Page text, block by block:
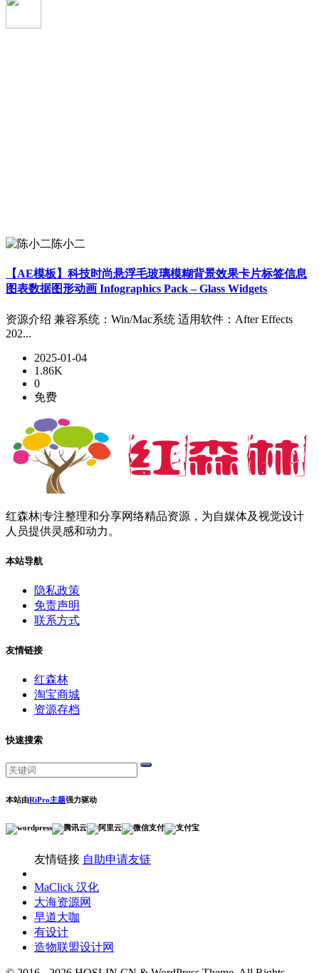
陈小二
【AE模板】科技时尚悬浮毛玻璃模糊背景效果卡片标签信息
图表数据图形动画 Infographics Pack – Glass Widgets
资源介绍 兼容系统：Win/Mac系统 适用软件：After Effects
202...
2025-01-04
1.86K
0
免费
红森林|专注整理和分享网络精品资源，为自媒体及视觉设计
人员提供灵感和动力。
本站导航
隐私政策
免责声明
联系方式
友情链接
红森林
淘宝商城
资源存档
快速搜索
本站由RiPro主题强力驱动
友情链接 自助申请友链
MaClick 汉化
大海资源网
早道大咖
有设计
造物联盟设计网